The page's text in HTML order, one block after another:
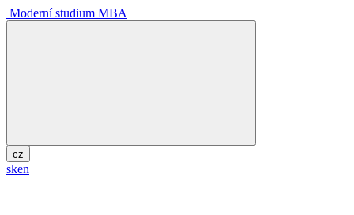
Moderní studium MBA
cz
sken